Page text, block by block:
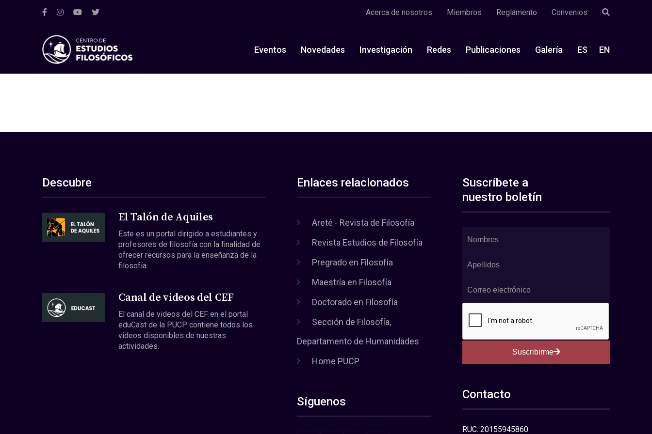
Acerca de nosotros Miembros Reglamento Convenios
Eventos Novedades Investigación Redes Publicaciones Galería ES EN
Descubre
El Talón de Aquiles
Este es un portal dirigido a estudiantes y
profesores de filosofía con la finalidad de
ofrecer recursos para la enseñanza de la
filosofía.
Canal de videos del CEF
El canal de videos del CEF en el portal
eduCast de la PUCP contiene todos los
videos disponibles de nuestras
actividades.
Enlaces relacionados
Areté - Revista de Filosofía
Revista Estudios de Filosofía
Pregrado en Filosofía
Maestría en Filosofía
Doctorado en Filosofía
Sección de Filosofía,
Departamento de Humanidades
Home PUCP
Síguenos
Suscríbete a
nuestro boletín
Suscribirme
Contacto
RUC: 20155945860